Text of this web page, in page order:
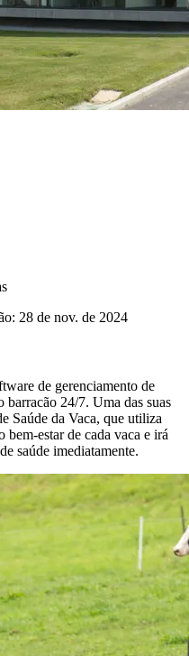
28 de nov. de 2024
de gerenciamento de
barracão 24/7. Uma das suas
Saúde da Vaca, que utiliza
estar de cada vaca e irá
saúde imediatamente.